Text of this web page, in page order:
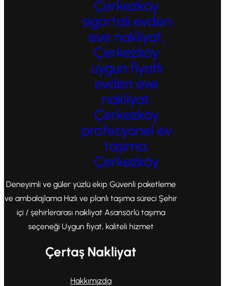
Çerkezköy
sigortalı evden
eve nakliyat,
Çerkezköy
uygun fiyatlı
evden eve
nakliyat,
Çerkezköy
profesyonel ev
taşıma,
Çerkezköy
Deneyimli ve güler yüzlü ekip Güvenli paketleme
ve ambalajlama Hızlı ve planlı taşıma süreci Şehir
içi / şehirlerarası nakliyat Asansörlü taşıma
seçeneği Uygun fiyat, kaliteli hizmet
Çertaş Nakliyat
Hakkımızda